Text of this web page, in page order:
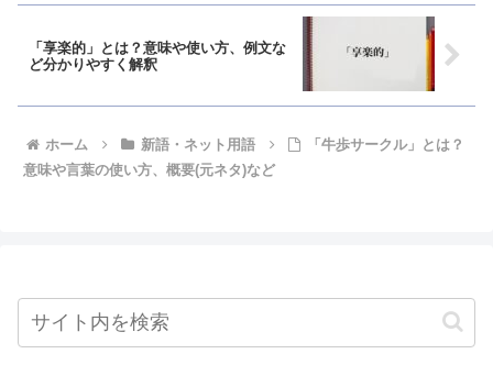
「享楽的」とは？意味や使い方、例文な
ど分かりやすく解釈
ホーム 新語・ネット用語
「牛歩サークル」とは？
意味や言葉の使い方、概要(元ネタ)など